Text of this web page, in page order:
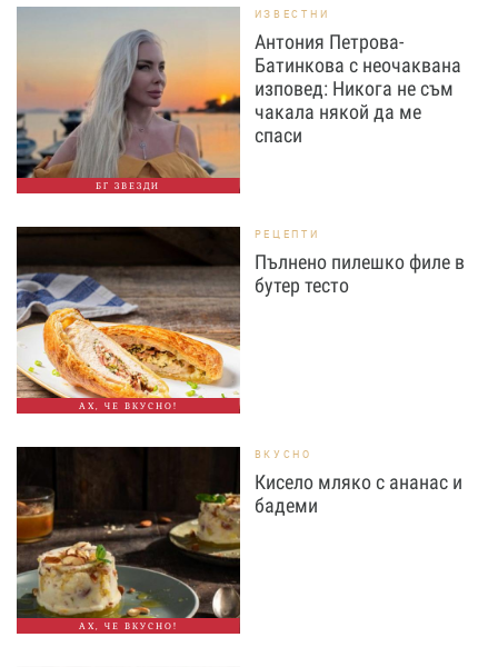
БГ ЗВЕЗДИ
ИЗВЕСТНИ
Антония Петрова-
Батинкова с неочаквана
изповед: Никога не съм
чакала някой да ме
спаси
АХ, ЧЕ ВКУСНО!
РЕЦЕПТИ
Пълнено пилешко филе в
бутер тесто
АХ, ЧЕ ВКУСНО!
ВКУСНО
Кисело мляко с ананас и
бадеми